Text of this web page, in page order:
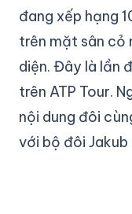
đang xếp hạng
trên mặt sân cỏ
diện. Đây là lần
trên ATP Tour.
nội dung đôi
với bộ đôi Jakub